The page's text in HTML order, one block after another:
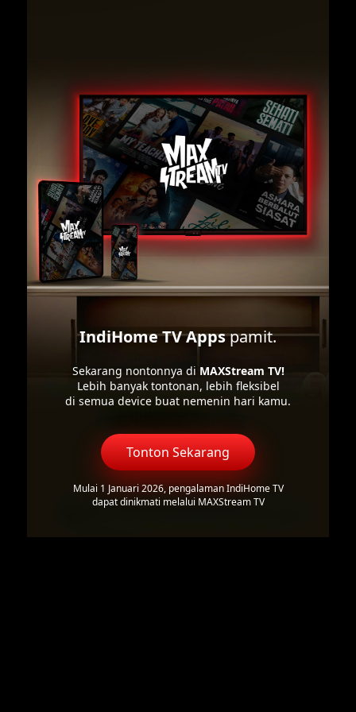
IndiHome TV Appspamit.
Sekarang nontonnya di MAXStream TV!
Lebih banyak tontonan, lebih fleksibel
di semua device buat nemenin hari kamu.
Tonton Sekarang
Mulai 1 Januari 2026, pengalaman IndiHome TV
dapat dinikmati melalui MAXStream TV